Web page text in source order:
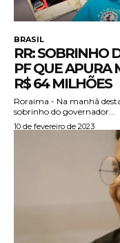
BRASIL
RR: SOBRINHO
PF QUE APURA
R$ 64 MILHÕES
Roraima - Na manhã
sobrinho do governador...
10 de fevereiro de 2023